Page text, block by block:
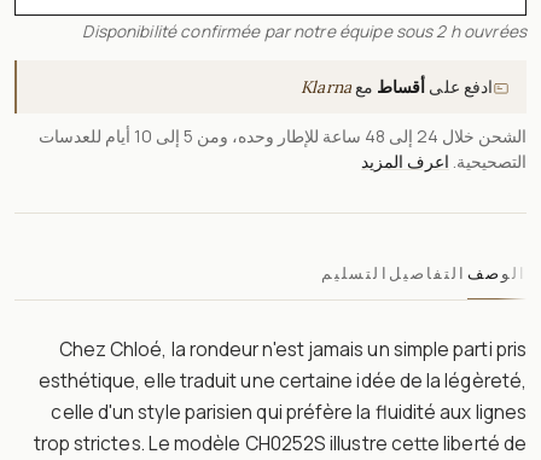
Disponibilité confirmée par notre équipe sous 2 h ouvrées
ادفع على أقساط معKlarna
الشحن خلال 24 إلى 48 ساعة للإطار وحده، ومن 5 إلى 10 أيام للعدسات
التصحيحية. اعرف المزيد
الوصف التفاصيل التسليم
Chez Chloé, la rondeur n'est jamais un simple parti pris
esthétique, elle traduit une certaine idée de la légèreté,
celle d'un style parisien qui préfère la fluidité aux lignes
trop strictes. Le modèle CH0252S illustre cette liberté de